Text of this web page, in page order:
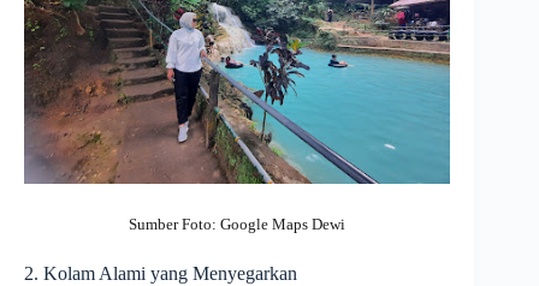
Sumber Foto: Google Maps Dewi
2. Kolam Alami yang Menyegarkan